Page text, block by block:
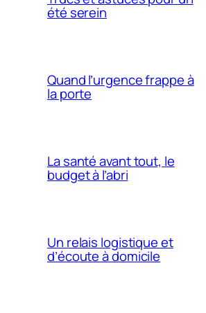
été serein
Quand l’urgence frappe à
la porte
La santé avant tout, le
budget à l’abri
Un relais logistique et
d’écoute à domicile